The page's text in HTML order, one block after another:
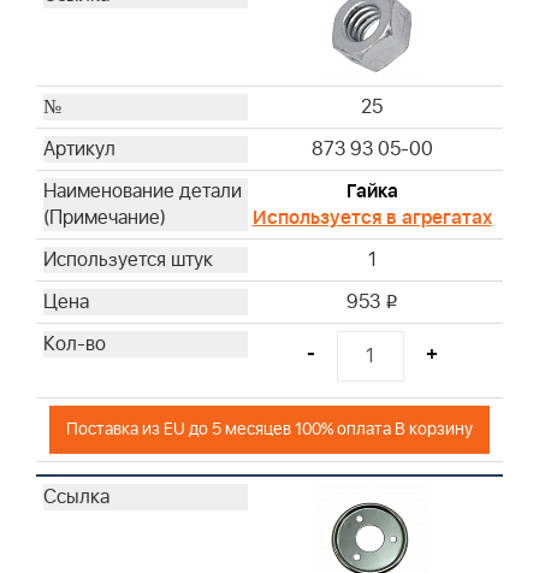
25
873 93 05-00
Гайка
Используется в агрегатах
1
953 i
- +
Поставка из EU до 5 месяцев 100% оплата В корзину